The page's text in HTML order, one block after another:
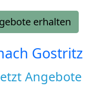
erhalten
Gostritz
Angebote